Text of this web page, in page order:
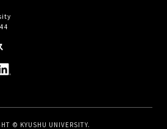
© KYUSHU UNIVERSITY.